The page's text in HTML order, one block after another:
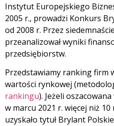
Instytut Europejskiego
2005 r., prowadzi Konkurs
od 2008 r. Przez
przeanalizował wyniki
przedsiębiorstw.
Przedstawiamy ranking firm
wartości rynkowej
rankingu). Jeżeli
w marcu 2021 r. więcej niż
uzyskało tytuł Brylant